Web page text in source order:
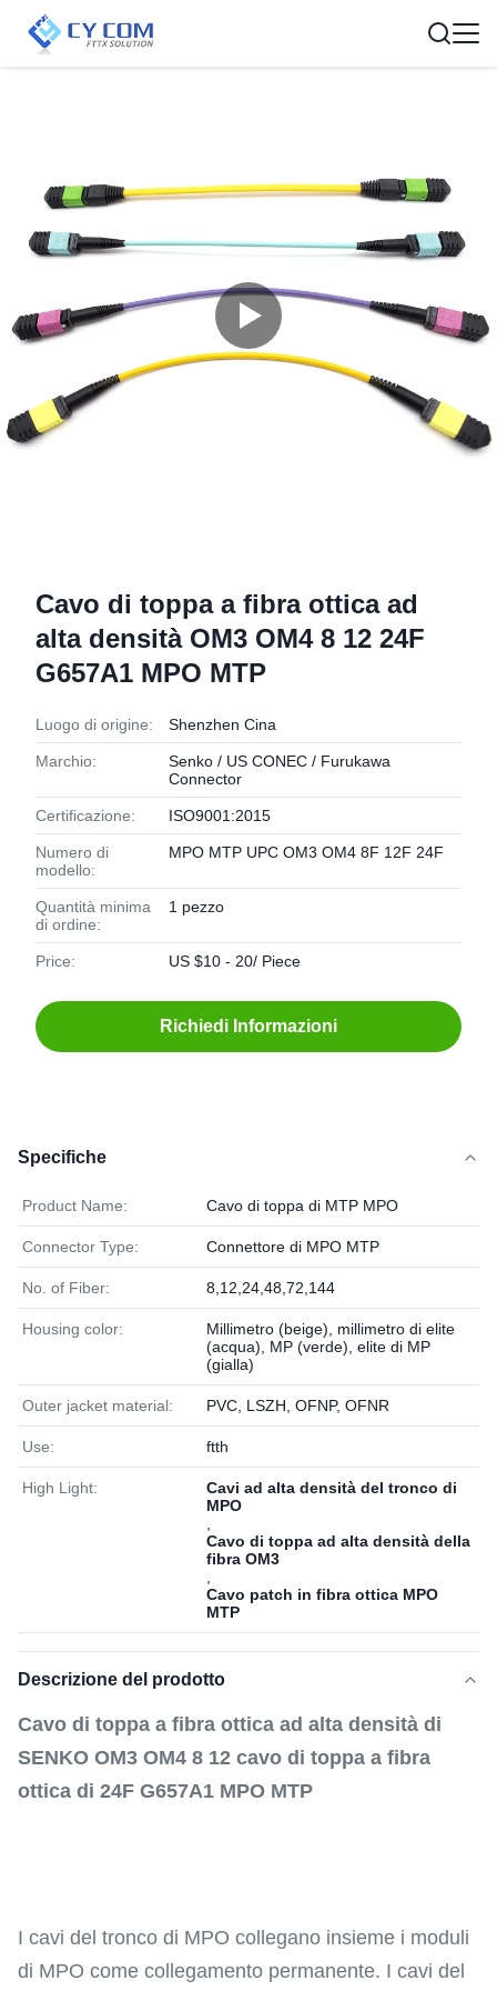
Cavo di toppa a fibra ottica ad
alta densità OM3 OM4 8 12 24F
G657A1 MPO MTP
Luogo di origine: Shenzhen Cina
Marchio:
Senko / US CONEC / Furukawa
Connector
Certificazione: ISO9001:2015
Numero di
modello:
MPO MTP UPC OM3 OM4 8F 12F 24F
Quantità minima
di ordine:
1 pezzo
Price: US $10 - 20/ Piece
Richiedi Informazioni
Specifiche
Product Name: Cavo di toppa di MTP MPO
Connector Type: Connettore di MPO MTP
No. of Fiber: 8,12,24,48,72,144
Housing color:
Millimetro (beige), millimetro di elite
(acqua), MP (verde), elite di MP
(gialla)
Outer jacket material: PVC, LSZH, OFNP, OFNR
Use: ftth
High Light:
Cavi ad alta densità del tronco di
MPO
Cavo di toppa ad alta densità della
fibra OM3
Cavo patch in fibra ottica MPO
MTP
Descrizione del prodotto
Cavo di toppa a fibra ottica ad alta densità di
SENKO OM3 OM4 8 12 cavo di toppa a fibra
ottica di 24F G657A1 MPO MTP
I cavi del tronco di MPO collegano insieme i moduli
di MPO come collegamento permanente. I cavi del